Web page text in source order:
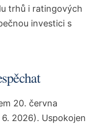
trhů i ratingových
investici s
20. června
2026). Uspokojen